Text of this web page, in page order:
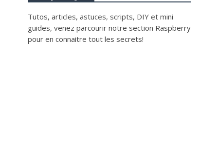
Tutos, articles, astuces, scripts, DIY et mini
guides, venez parcourir notre section Raspberry
pour en connaitre tout les secrets!